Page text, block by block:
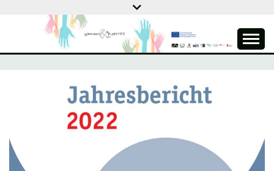
DEMOCRACY &
PUPPETRY